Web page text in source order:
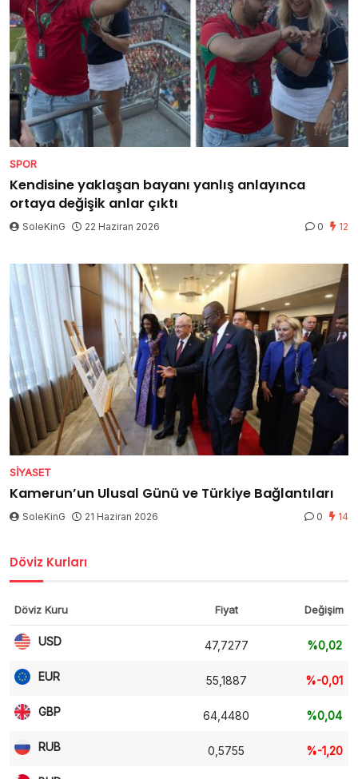
SPOR
Kendisine yaklaşan bayanı yanlış anlayınca
ortaya değişik anlar çıktı
SoleKinG 22 Haziran 2026 0 12
SIYASET
Kamerun’un Ulusal Günü ve Türkiye Bağlantıları
SoleKinG 21 Haziran 2026 0 14
Döviz Kurları
Döviz Kuru Fiyat Değişim
USD 47,7277 %0,02
EUR 55,1887 %-0,01
GBP 64,4480 %0,04
RUB 0,5755 %-1,20